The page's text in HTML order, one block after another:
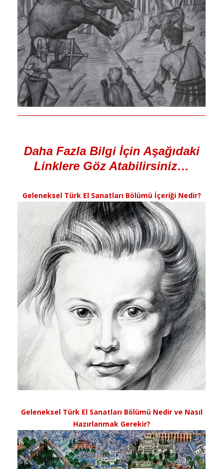
Daha Fazla Bilgi İçin Aşağıdaki
Linklere Göz Atabilirsiniz…
Geleneksel Türk El Sanatları Bölümü İçeriği Nedir?
Geleneksel Türk El Sanatları Bölümü Nedir ve Nasıl
Hazırlanmak Gerekir?